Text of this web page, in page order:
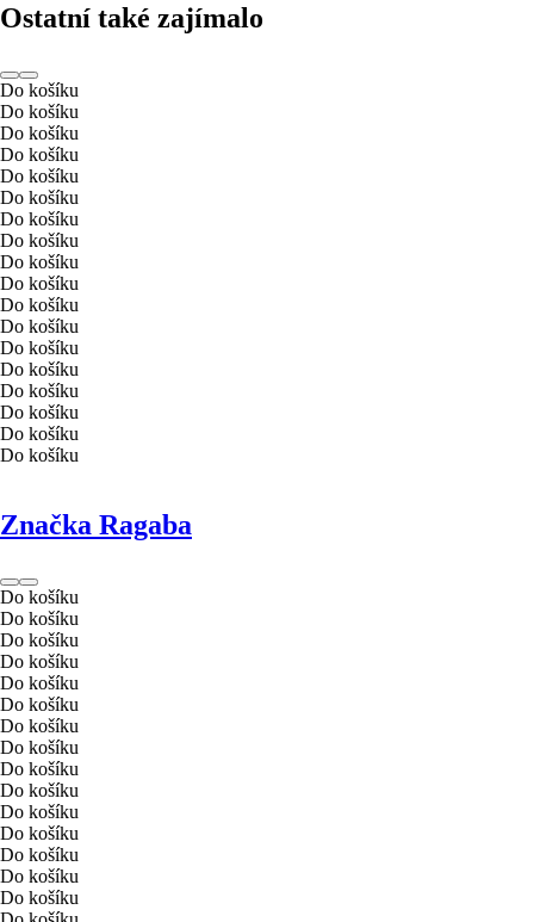
Ostatní také zajímalo
Do košíku
Do košíku
Do košíku
Do košíku
Do košíku
Do košíku
Do košíku
Do košíku
Do košíku
Do košíku
Do košíku
Do košíku
Do košíku
Do košíku
Do košíku
Do košíku
Do košíku
Do košíku
Značka Ragaba
Do košíku
Do košíku
Do košíku
Do košíku
Do košíku
Do košíku
Do košíku
Do košíku
Do košíku
Do košíku
Do košíku
Do košíku
Do košíku
Do košíku
Do košíku